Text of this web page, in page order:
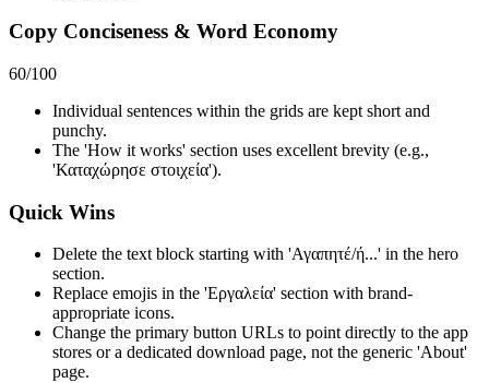
Copy Conciseness & Word Economy
60/100
Individual sentences within the grids are kept short and
punchy.
The 'How it works' section uses excellent brevity (e.g.,
'Καταχώρησε στοιχεία').
Quick Wins
Delete the text block starting with 'Αγαπητέ/ή...' in the hero
section.
Replace emojis in the 'Εργαλεία' section with brand-
appropriate icons.
Change the primary button URLs to point directly to the app
stores or a dedicated download page, not the generic 'About'
page.